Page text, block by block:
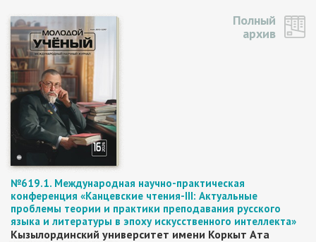
Полный
архив
№619.1. Международная научно-практическая
конференция «Канцевские чтения-III: Актуальные
проблемы теории и практики преподавания русского
языка и литературы в эпоху искусственного интеллекта»
Кызылординский университет имени Коркыт Ата